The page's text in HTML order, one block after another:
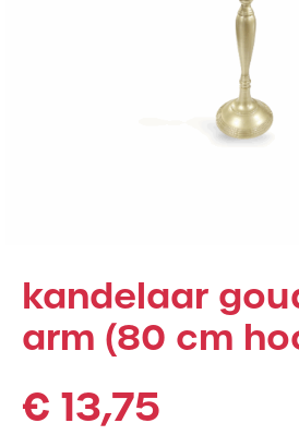
kandelaar
arm (80 cm
€ 13,75